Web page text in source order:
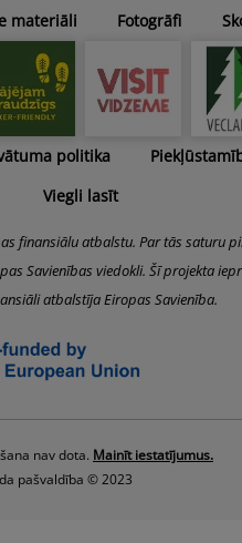
materiāli Fotogrāfi
politika
Viegli lasīt
finansiālu atbalstu. Par tās saturu
Savienības viedokli. Šī projekta
atbalstīja Eiropas Savienība.
nav dota. Mainīt iestatījumus.
pašvaldība © 2023